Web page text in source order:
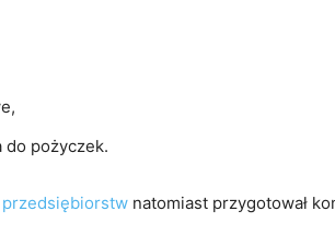
do pożyczek.
przedsiębiorstw natomiast przygotował